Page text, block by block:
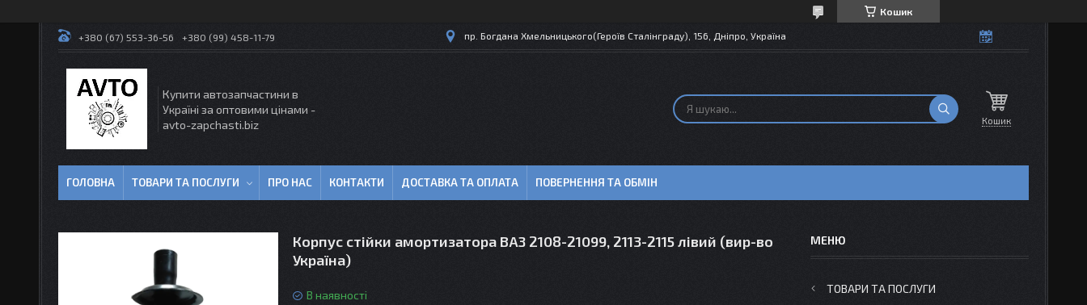
Кошик
+380 (67) 553-36-56 +380 (99) 458-11-79 пр. Богдана Хмельницького(Героїв Сталінграду), 156, Дніпро, Україна
Купити автозапчастини в
Україні за оптовими цінами -
avto-zapchasti.biz
Кошик
ГОЛОВНА ТОВАРИ ТА ПОСЛУГИ ПРО НАС КОНТАКТИ ДОСТАВКА ТА ОПЛАТА ПОВЕРНЕННЯ ТА ОБМІН
Корпус стійки амортизатора ВАЗ 2108-21099, 2113-2115 лівий (вир-во
Україна)
В наявності
ТОВАРИ ТА ПОСЛУГИ